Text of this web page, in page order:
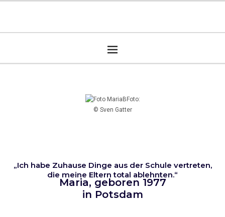
Maria, geboren 1977
in Potsdam
Foto:
© Sven Gatter
„Ich habe Zuhause Dinge aus der Schule vertreten,
die meine Eltern total ablehnten.“